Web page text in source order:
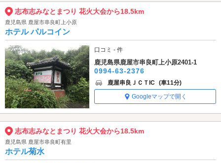
志布志みなとまつり 花火大会から18.5km
鹿児島県 鹿屋市串良町上小原
ホテル パルコイン
口コミ - 件
鹿児島県鹿屋市串良町上小原2401-1
0994-63-2376
鹿屋串良ＪＣＴIC (車11分)
Googleマップで開く
志布志みなとまつり 花火大会から18.5km
鹿児島県 鹿屋市串良町有里
ホテル菊水